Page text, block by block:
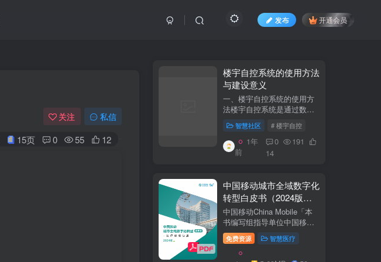
发布 开通会员
关注 私信
15页 0 55 12
​​楼宇自控系统的使用方法
与建设意义​
一、楼宇自控系统的使用方
法​​楼宇自控系统是通过数字
化、自动化技术对建筑内机
电设备（如暖通空调、照
明、电梯、给排水等）进行
集中监控、管理和优化运行
智慧社区 # 楼宇自控
1年
前
0
191
14
中国移动城市全域数字化
转型白皮书（2024版）-
医疗保障分册
中国移动China Mobile「本
书编写组指导单位中国移动
集团公司政企事业部编写单
位中移系统集成有限公司主
编李双佶、丁静、杨勇、赵
免费资源 智慧医疗